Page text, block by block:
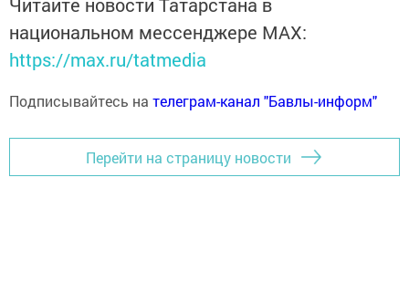
Читайте новости Татарстана в
национальном мессенджере MАХ:
https://max.ru/tatmedia
Подписывайтесь на телеграм-канал "Бавлы-информ"
Перейти на страницу новости